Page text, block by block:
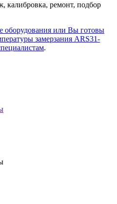
калибровка, ремонт, подбор
или Вы готовы
замерзания ARS31-
.